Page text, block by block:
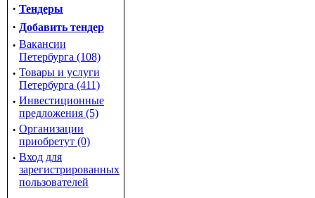
· Тендеры
· Добавить тендер
· Вакансии
Петербурга (108)
· Товары и услуги
Петербурга (411)
· Инвестиционные
предложения (5)
· Организации
приобретут (0)
· Вход для
зарегистрированных
пользователей